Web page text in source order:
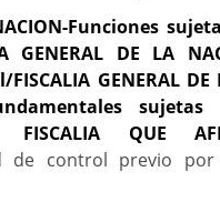
Funciones
GENERAL DE LA
GENERAL DE
QUE
de control previo